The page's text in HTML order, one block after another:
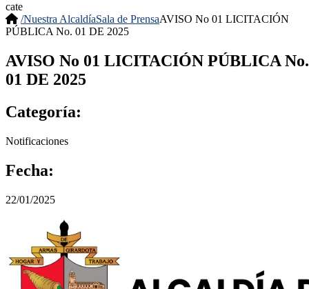
cate
/Nuestra AlcaldíaSala de PrensaAVISO No 01 LICITACIÓN
PÚBLICA No. 01 DE 2025
AVISO No 01 LICITACIÓN PÚBLICA No.
01 DE 2025
Categoría:
Notificaciones
Fecha:
22/01/2025